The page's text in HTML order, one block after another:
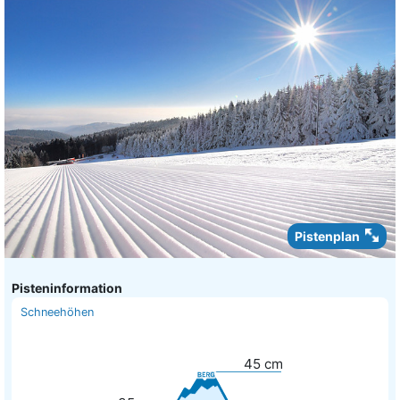
Pistenplan
Pisteninformation
Schneehöhen
45 cm